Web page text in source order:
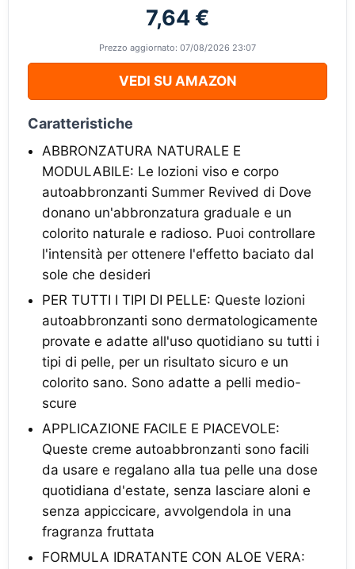
7,64 €
Prezzo aggiornato: 07/08/2026 23:07
VEDI SU AMAZON
Caratteristiche
ABBRONZATURA NATURALE E
MODULABILE: Le lozioni viso e corpo
autoabbronzanti Summer Revived di Dove
donano un'abbronzatura graduale e un
colorito naturale e radioso. Puoi controllare
l'intensità per ottenere l'effetto baciato dal
sole che desideri
PER TUTTI I TIPI DI PELLE: Queste lozioni
autoabbronzanti sono dermatologicamente
provate e adatte all'uso quotidiano su tutti i
tipi di pelle, per un risultato sicuro e un
colorito sano. Sono adatte a pelli medio-
scure
APPLICAZIONE FACILE E PIACEVOLE:
Queste creme autoabbronzanti sono facili
da usare e regalano alla tua pelle una dose
quotidiana d'estate, senza lasciare aloni e
senza appiccicare, avvolgendola in una
fragranza fruttata
FORMULA IDRATANTE CON ALOE VERA: